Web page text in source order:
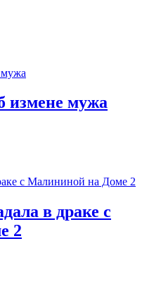
измене мужа
в драке с
2